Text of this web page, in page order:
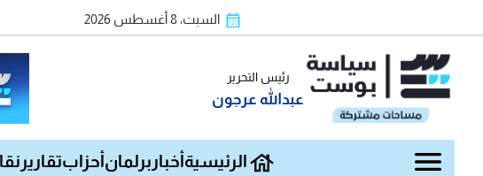
السبت، 8 أغسطس 2026
رئيس التحرير
عبدالله عرجون
الرئيسية أخبار برلمان أحزابتقارير